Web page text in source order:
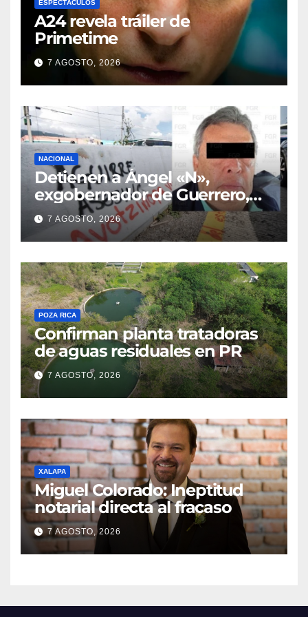
ESPECTÁCULOS
A24 revela tráiler de
Primetime
7 AGOSTO, 2026
NACIONAL
Detienen a Ángel «N»,
exgobernador de Guerrero,
por el caso Ayotzinapa
7 AGOSTO, 2026
POZA RICA
Confirman planta tratadoras
de aguas residuales en PR
7 AGOSTO, 2026
XALAPA
Miguel Colorado: Ineptitud
notarial directa al fracaso
7 AGOSTO, 2026